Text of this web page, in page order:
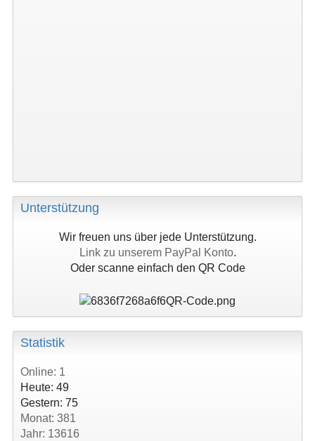
Unterstützung
Wir freuen uns über jede Unterstützung.
Link zu unserem PayPal Konto.
Oder scanne einfach den QR Code
Statistik
Online: 1
Heute: 49
Gestern: 75
Monat: 381
Jahr: 13616